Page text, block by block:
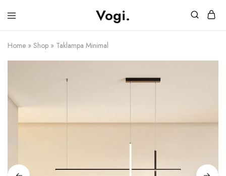
Vogi.
Vogi.se
Möbler
Belysning
Home » Shop » Taklampa Minimal